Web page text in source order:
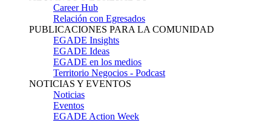
Career Hub
Relación con Egresados
PUBLICACIONES PARA LA COMUNIDAD
EGADE Insights
EGADE Ideas
EGADE en los medios
Territorio Negocios - Podcast
NOTICIAS Y EVENTOS
Noticias
Eventos
EGADE Action Week